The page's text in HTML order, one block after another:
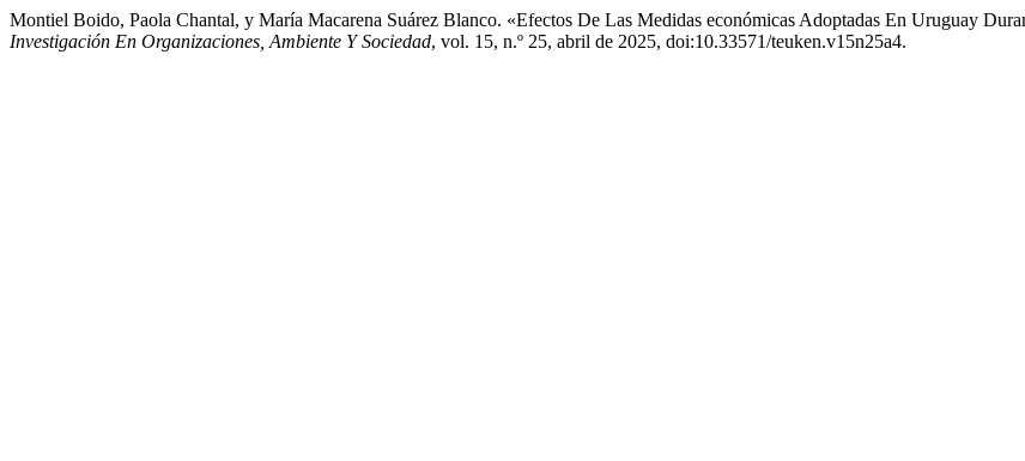
Montiel Boido, Paola Chantal, y María Macarena Suárez Blanco. «Efectos De Las Medidas económicas Adoptadas En Uruguay
Investigación En Organizaciones, Ambiente Y Sociedad, vol. 15, n.º 25, abril de 2025, doi:10.33571/teuken.v15n25a4.